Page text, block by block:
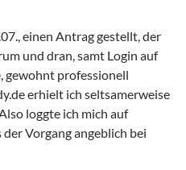
einen Antrag gestellt, der
und dran, samt Login auf
gewohnt professionell
erhielt ich seltsamerweise
loggte ich mich auf
Vorgang angeblich bei